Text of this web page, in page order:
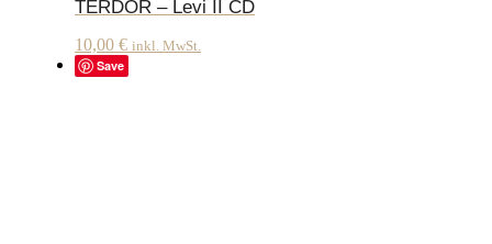
TERDOR – Levi II CD
10,00 € inkl. MwSt.
Save